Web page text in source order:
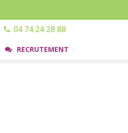
04 74 24 28 88
RECRUTEMENT